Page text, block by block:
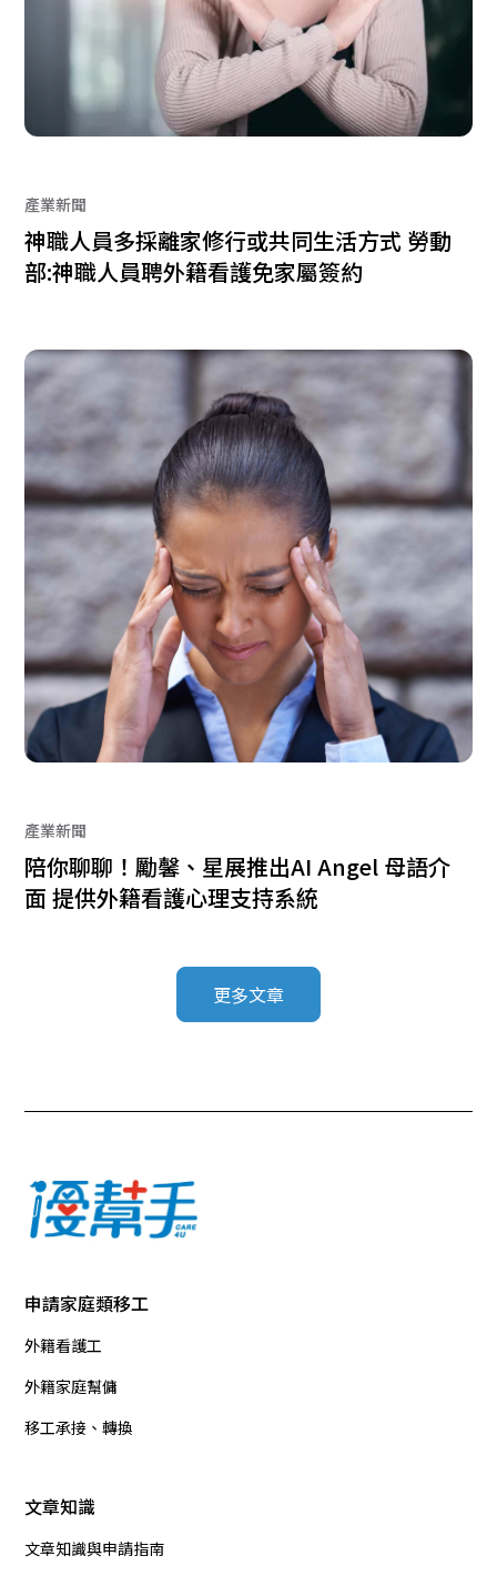
產業新聞
神職人員多採離家修行或共同生活方式 勞動
部:神職人員聘外籍看護免家屬簽約
產業新聞
陪你聊聊！勵馨、星展推出AI Angel 母語介
面 提供外籍看護心理支持系統
更多文章
申請家庭類移工
外籍看護工
外籍家庭幫傭
移工承接、轉換
文章知識
文章知識與申請指南